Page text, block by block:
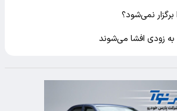
برگزار نمی‌شود؟
زودی افشا می‌شوند